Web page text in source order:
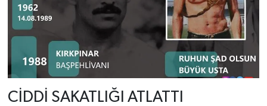
CİDDİ SAKATLIĞI ATLATTI